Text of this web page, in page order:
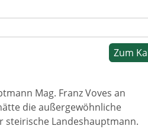
Zum
Mag. Franz Voves an
die außergewöhnliche
steirische Landeshauptmann.